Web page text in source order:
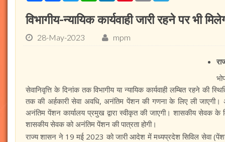
विभागीय-न्यायिक कार्यवाही जारी रहने पर भी
28-May-2023 mpm
सेवानिवृत्ति के दिनांक तक विभागीय या न्यायिक कार्यवाही लम्बित रहने की
तक की अर्हकारी सेवा अवधि, अनंतिम पेंशन की गणना के लिए ली
अनंतिम पेंशन कार्यालय प्रमुख द्वारा स्वीकृत की जाएगी। शासकीय सेवक के
शासकीय सेवक को अनंतिम पेंशन की पात्रता होगी।
राज्य शासन ने 19 मई 2023 को जारी आदेश में मध्यप्रदेश सिविल सेवा